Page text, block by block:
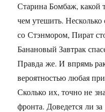
Старина Бомбаж,
чем утешить.
со Стэнмором, Пират
Банановый Завтрак
Правда же. И впрямь
вероятностью любая
Сколько их, точно не
фронта. Доведется ли